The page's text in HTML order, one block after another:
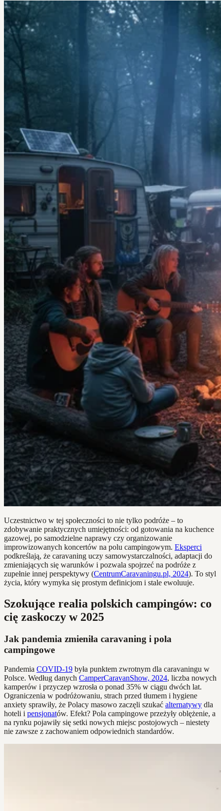
Uczestnictwo w tej społeczności to nie tylko podróże – to
zdobywanie praktycznych umiejętności: od gotowania na kuchence
gazowej, po samodzielne naprawy czy organizowanie
improwizowanych koncertów na polu campingowym. Eksperci
podkreślają, że caravaning uczy samowystarczalności, adaptacji do
zmieniających się warunków i pozwala spojrzeć na podróże z
zupełnie innej perspektywy (CentrumCaravaningu.pl, 2024). To styl
życia, który wymyka się prostym definicjom i stale ewoluuje.
Szokujące realia polskich campingów: co
cię zaskoczy w 2025
Jak pandemia zmieniła caravaning i pola
campingowe
Pandemia COVID-19 była punktem zwrotnym dla caravaningu w
Polsce. Według danych CamperCaravanShow, 2024, liczba nowych
kamperów i przyczep wzrosła o ponad 35% w ciągu dwóch lat.
Ograniczenia w podróżowaniu, strach przed tłumem i hygiene
anxiety sprawiły, że Polacy masowo zaczęli szukać alternatywy dla
hoteli i pensjonatów. Efekt? Pola campingowe przeżyły oblężenie, a
na rynku pojawiły się setki nowych miejsc postojowych – niestety
nie zawsze z zachowaniem odpowiednich standardów.